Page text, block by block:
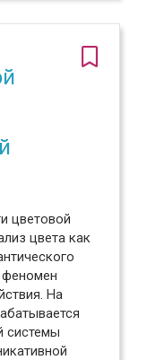
цветовой
цвета как
феномен
На
системы